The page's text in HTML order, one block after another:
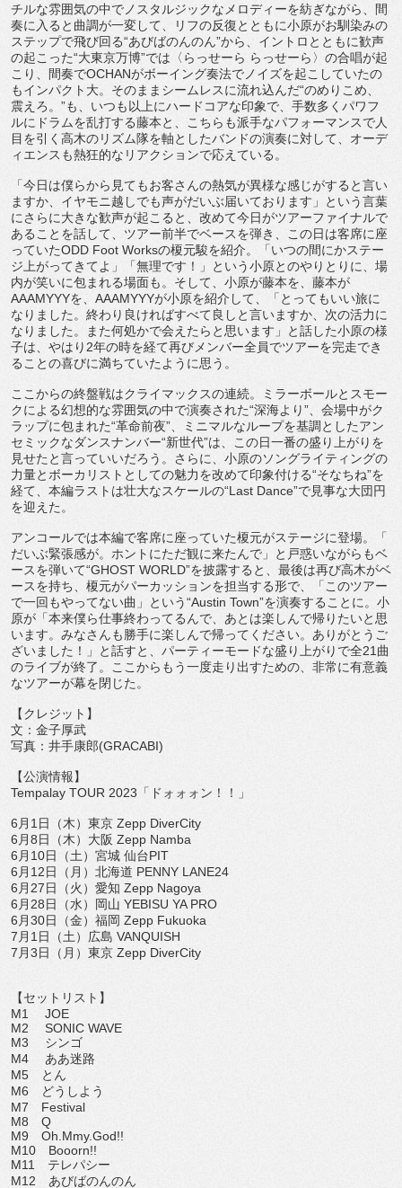
チルな雰囲気の中でノスタルジックなメロディーを紡ぎながら、
間
奏に入ると曲調が一変して、
リフの反復とともに小原がお馴染みの
ステップで飛び回る“あびばのんのん”から、イントロとともに歓声
の起こった“大東京万博”では〈らっせーら らっせーら〉の合唱が起
こり、間奏でOCHANがボーイング奏法でノイズを起こしていたの
もインパクト大。 そのままシームレスに流れ込んだ“のめりこめ、
震えろ。 ”も、 いつも以上にハードコアな印象で、 手数多くパワフ
ルにドラムを乱打する藤本と、
こちらも派手なパフォーマンスで人
目を引く高木のリズム隊を軸と したバンドの演奏に対して、 オーデ
ィエンスも熱狂的なリアクションで応えている。
「今日は僕らから見てもお客さんの熱気が異様な感じがすると言い
ますか、イヤモニ越しでも声がだいぶ届いております」
という言葉
にさらに大きな歓声が起こると、 改めて今日がツアーファイナルで
あることを話して、 ツアー前半でベースを弾き、この日は客席に座
っていたODD Foot Worksの榎元駿を紹介。「いつの間にかステー
ジ上がってきてよ」「無理です！」
という小原とのやりとりに、場
内が笑いに包まれる場面も。 そして、小原が藤本を、藤本が
AAAMYYYを、 AAAMYYYが小原を紹介して、「とってもいい旅に
なりました。 終わり良ければすべて良しと言いますか、次の活力に
なりました。
また何処かで会えたらと思います」と話した小原の様
子は、やはり 2年の時を経て再びメンバー全員でツアーを完走でき
ることの喜びに満ちていたように思う。
ここからの終盤戦はクライマックスの連続。
ミラーボールとスモー
クによる幻想的な雰囲気の中で演奏された“深海より”、会場中がク
ラップに包まれた“革命前夜”、
ミニマルなループを基調としたアン
セミックなダンスナンバー“新世代”は、
この日一番の盛り上がりを
見せたと言っていいだろう。さらに、 小原のソングライティングの
力量とボーカリストとしての魅力を改めて印象付ける“そなちね”を
経て、 本編ラストは壮大なスケールの“Last Dance”で見事な大団円
を迎えた。
アンコールでは本編で客席に座っていた榎元がステージに登場。「
だいぶ緊張感が。ホントにただ観に来たんで」
と戸惑いながらもベ
ースを弾いて“GHOST WORLD”を披露すると、最後は再び高木がベ
ースを持ち、 榎元がパーカッションを担当する形で、「 このツアー
で一回もやってない曲」という“Austin Town”を演奏することに。小
原が「本来僕ら仕事終わってるんで、 あとは楽しんで帰りたいと思
います。 みなさんも勝手に楽しんで帰ってください。 ありがとうご
ざいました！」と話すと、 パーティーモードな盛り上がりで全21 曲
のライブが終了。
ここからもう一度走り出すための、 非常に有意義
なツアーが幕を閉じた。
【クレジット】
文：金子厚武
写真：井手康郎(GRACABI)
【公演情報】
Tempalay TOUR 2023 「ドォォォン！！」
6 月 1 日（木）東京 Zepp DiverCity
6 月8日（木）大阪 Zepp Namba
6月 10日（土）宮城 仙台PIT
6 月 12日（月）北海道 PENNY LANE24
6月 27日（火）愛知 Zepp Nagoya
6 月 28日（水）岡山 YEBISU YA PRO
6月30日（金）福岡 Zepp Fukuoka
7 月 1 日（土）広島 VANQUISH
7 月3日（月）東京 Zepp DiverCity
【セットリスト】
M1
JOE
M2
SONIC WAVE
M3 シンゴ
M4 ああ迷路
M5 とん
M6 どうしよう
M7
Festival
M8
Q
M9
Oh.Mmy.God!!
M10
Booorn!!
M11
テレパシー
M12 あびばのんのん